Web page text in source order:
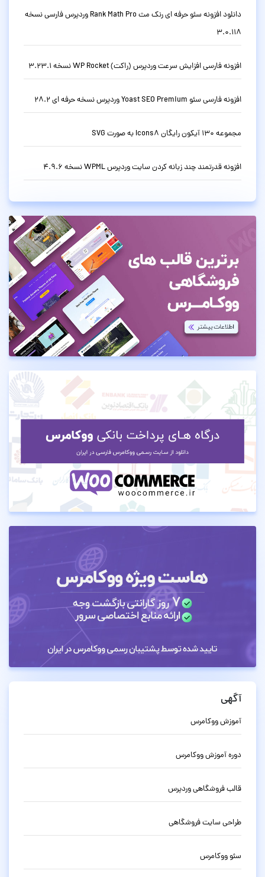
دانلود افزونه سئو حرفه ای رنک مث Rank Math Pro وردپرس فارسی نسخه
3.0.118
افزونه فارسی افزایش سرعت وردپرس (راکت) WP Rocket نسخه 3.23.1
افزونه فارسی سئو Yoast SEO Premium وردپرس نسخه حرفه ای 28.2
مجموعه 130 آیکون رایگان Icons8 به صورت SVG
افزونه قدرتمند چند زبانه کردن سایت وردپرس WPML نسخه 4.9.6
آگهی
آموزش ووکامرس
دوره آموزش ووکامرس
قالب فروشگاهی وردپرس
طراحی سایت فروشگاهی
سئو ووکامرس